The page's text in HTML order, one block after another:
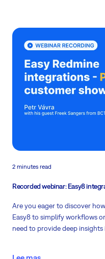
2 minutes read
Recorded webinar: Easy8
Are you eager to discover
Easy8 to simplify workflows
need to provide deep